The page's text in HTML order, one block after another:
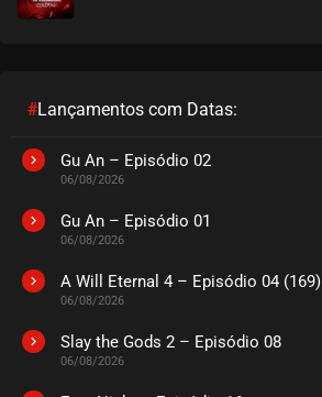
setembro 26, 2020
setembro 26, 2020
#Lançamentos com Datas:
Gu An – Episódio 02
06/08/2026
Gu An – Episódio 01
06/08/2026
A Will Eternal 4 – Episódio 04 (169)
06/08/2026
Slay the Gods 2 – Episódio 08
06/08/2026